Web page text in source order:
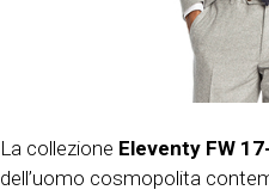
La collezione Eleventy FW
dell’uomo cosmopolita